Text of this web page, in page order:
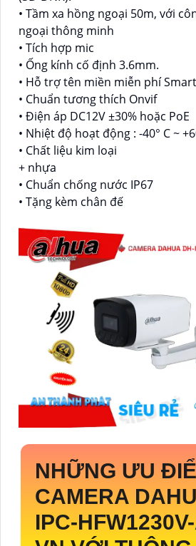
• Tầm xa hồng ngoại 50m, với
ngoại thông minh
• Tích hợp mic
• Ống kính cố định 3.6mm.
• Hỗ trợ tên miền miễn phí
• Chuẩn tương thích Onvif
• Điện áp DC12V ±30% hoặc PoE
• Nhiệt độ hoạt động : -40° C ~
• Chất liệu kim loại
+ nhựa
• Chuẩn chống nước IP67
• Tặng kèm chân đế
NHỮNG ƯU
CAMERA
IPC-